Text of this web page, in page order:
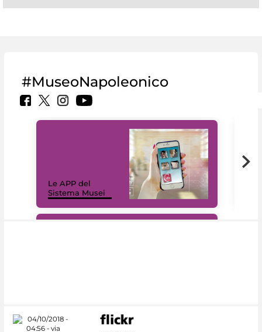
#MuseoNapoleonico
Le APP del
Sistema Musei